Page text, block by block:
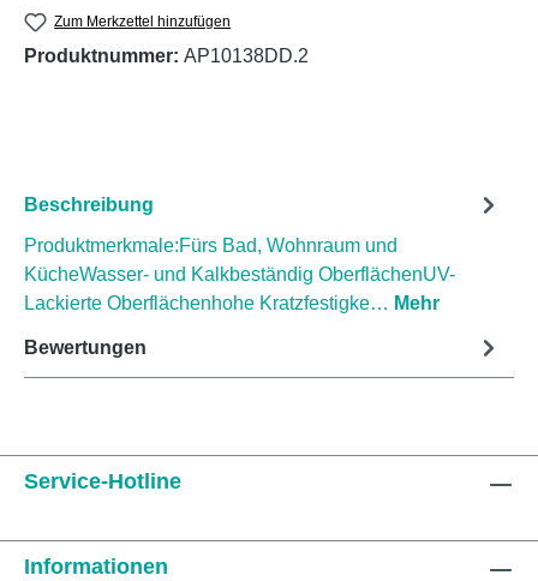
Zum Merkzettel hinzufügen
Produktnummer: AP10138DD.2
Beschreibung
Produktmerkmale:Fürs Bad, Wohnraum und
KücheWasser- und Kalkbeständig OberflächenUV-
Lackierte Oberflächenhohe Kratzfestigke… Mehr
Bewertungen
Service-Hotline
Informationen